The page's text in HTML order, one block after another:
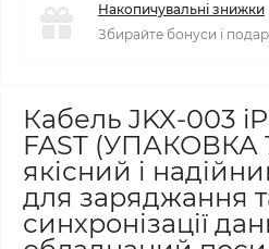
Накопичувальні знижки
Збирайте бонуси і
Кабель JKX-003
FAST (УПАКОВКА
якісний і
для заряджання
синхронізації